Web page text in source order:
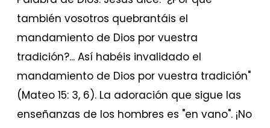
también vosotros quebrantáis el
mandamiento de Dios por vuestra
tradición?... Así habéis invalidado el
mandamiento de Dios por vuestra tradición"
(Mateo 15: 3, 6). La adoración que sigue las
enseñanzas de los hombres es "en vano". ¡No